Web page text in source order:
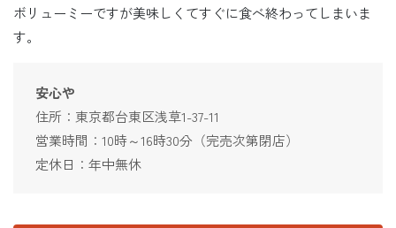
ボリューミーですが美味しくてすぐに食べ終わってしまいま
す。
安心や
住所：東京都台東区浅草1-37-11
営業時間：10時～16時30分（完売次第閉店）
定休日：年中無休